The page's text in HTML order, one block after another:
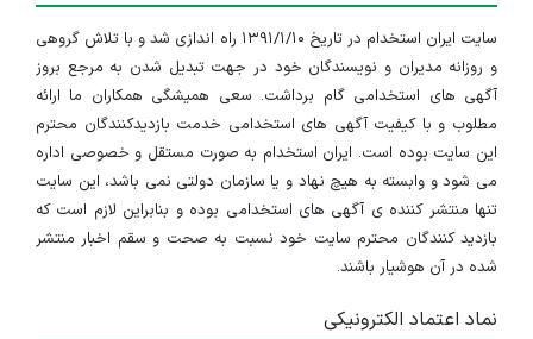
سایت ایران استخدام در تاریخ ۱۳۹۱/۱/۱۰ راه اندازی شد و با تلاش گروهی
و روزانه مدیران و نویسندگان خود در جهت تبدیل شدن به مرجع بروز
آگهی های استخدامی گام برداشت. سعی همیشگی همکاران ما ارائه
مطلوب و با کیفیت آگهی های استخدامی خدمت بازدیدکنندگان محترم
این سایت بوده است. ایران استخدام به صورت مستقل و خصوصی اداره
می شود و وابسته به هیچ نهاد و یا سازمان دولتی نمی باشد، این سایت
تنها منتشر کننده ی آگهی های استخدامی بوده و بنابراین لازم است که
بازدید کنندگان محترم سایت خود نسبت به صحت و سقم اخبار منتشر
شده در آن هوشیار باشند.
نماد اعتماد الکترونیکی